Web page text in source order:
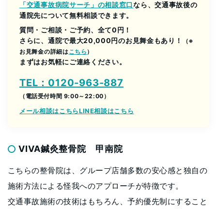
「交通事故病院サーチ」の相談窓口なら、交通事故後の
通院先について無料相談できます。
質問・ご相談・ご予約、全て0円！
さらに、通院で最大20,000円のお見舞金もあり！
（※
お見舞金の詳細はこちら ）
まずはお気軽にご連絡ください。
TEL：0120-963-887
（電話受付時間 9:00～22:00）
メール相談はこちらLINE相談はこちら
VIVA鍼灸整骨院 甲南院
こちらの整骨院は、グループ店舗多数の安心感と独自の
施術方法による怪我へのアプローチが特徴です。
交通事故施術の技術はもちろん、予約優先制にすること